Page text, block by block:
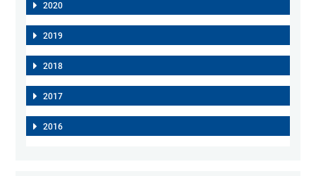
2020
2019
2018
2017
2016